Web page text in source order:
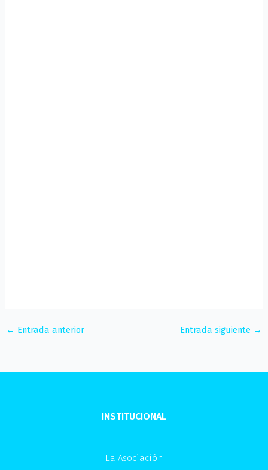
← Entrada anterior Entrada siguiente →
INSTITUCIONAL
La Asociación